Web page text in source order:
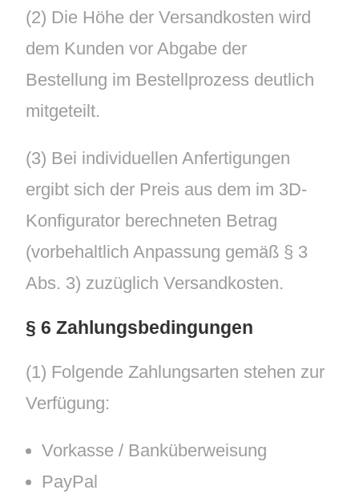
(2) Die Höhe der Versandkosten wird
dem Kunden vor Abgabe der
Bestellung im Bestellprozess deutlich
mitgeteilt.
(3) Bei individuellen Anfertigungen
ergibt sich der Preis aus dem im 3D-
Konfigurator berechneten Betrag
(vorbehaltlich Anpassung gemäß § 3
Abs. 3) zuzüglich Versandkosten.
§ 6 Zahlungsbedingungen
(1) Folgende Zahlungsarten stehen zur
Verfügung:
Vorkasse / Banküberweisung
PayPal